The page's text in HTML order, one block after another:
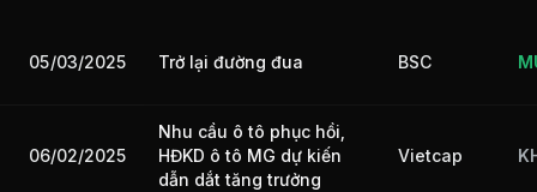
05/03/2025 Trở lại đường đua BSC
06/02/2025
Nhu cầu ô tô phục hồi,
HĐKD ô tô MG dự kiến
dẫn dắt tăng trưởng
Vietcap